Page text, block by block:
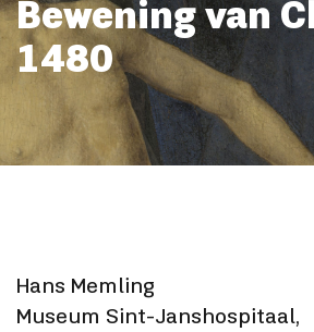
Bewening van
1480
Hans Memling
Museum Sint-Janshospitaal,